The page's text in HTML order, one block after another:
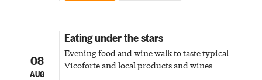
08
AUG
Eating under the stars
Evening food and wine walk to taste typical
Vicoforte and local products and wines